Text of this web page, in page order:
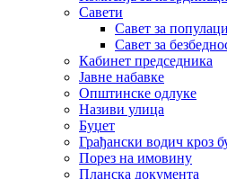
Савети
Савет за
Савет за
Кабинет председника
Јавне набавке
Општинске одлуке
Називи улица
Буџет
Грађански водич кроз
Порез на имовину
Планска документа